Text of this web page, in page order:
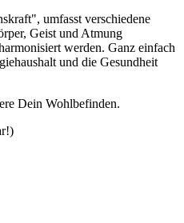
umfasst verschiedene
Geist und Atmung
werden. Ganz einfach
und die Gesundheit
Dein Wohlbefinden.